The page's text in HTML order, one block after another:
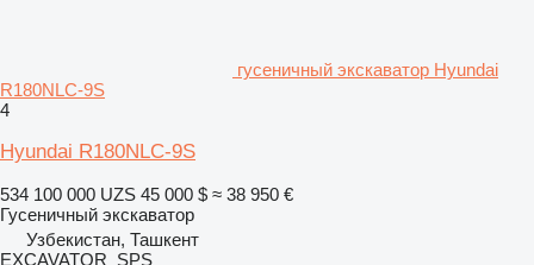
гусеничный экскаватор Hyundai
R180NLC-9S
4
Hyundai R180NLC-9S
534 100 000 UZS 45 000 $ ≈ 38 950 €
Гусеничный экскаватор
Узбекистан, Ташкент
EXCAVATOR_SPS